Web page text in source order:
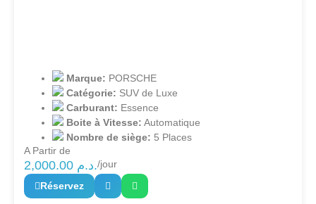
Marque: PORSCHE
Catégorie: SUV de Luxe
Carburant: Essence
Boite à Vitesse: Automatique
Nombre de siège: 5 Places
A Partir de
2,000.00 د.م./jour
Réservez